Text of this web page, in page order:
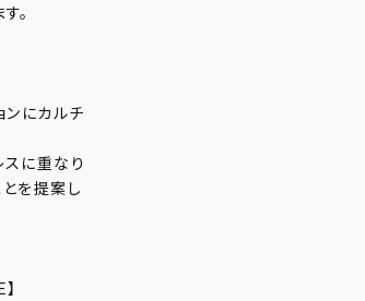
。
ンにカルチ
に重なり
を提案し